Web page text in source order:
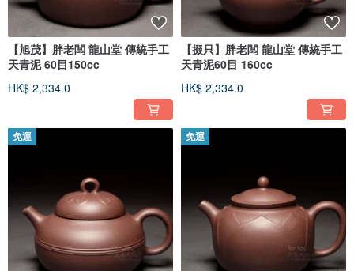
【旭茂】胖老闆 龍山堂 傳統手工
天青泥 60目150cc
HK$ 2,334.0
【掇只】胖老闆 龍山堂 傳統手工
天青泥60目 160cc
HK$ 2,334.0
免運 免運